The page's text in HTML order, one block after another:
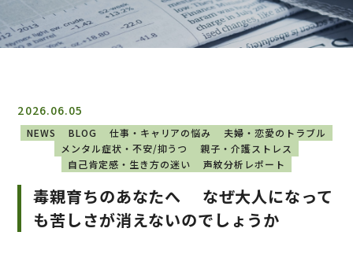
毒親育ちのあなたへ なぜ大人になって
も苦しさが消えないのでしょうか
NEWS BLOG 仕事・キャリアの悩み
夫婦・恋愛のトラブル
メンタル症状・不安/抑うつ
親子・介護ストレス
自己肯定感・生き方の迷い
声紋分析レポート
2026.06.05